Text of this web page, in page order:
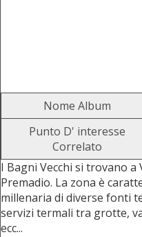
Nome Album
Punto D' interesse
Correlato
I Bagni Vecchi si trovano
Premadio. La zona è
millenaria di diverse fonti
servizi termali tra grotte,
ecc...